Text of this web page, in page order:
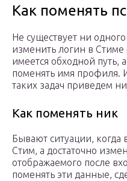
Как поменять
Не существует ни
изменить логин в Стиме
имеется обходной путь,
поменять имя профиля.
таких задач приведем
Как поменять ник
Бывают ситуации, когда
Стим, а достаточно
отображаемого после
поменять эти данные,